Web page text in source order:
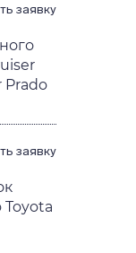
заявку
Prado
заявку
Toyota